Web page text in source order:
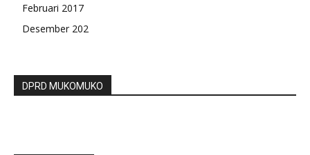
Februari 2017
Desember 202
DPRD MUKOMUKO